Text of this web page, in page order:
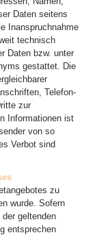
Daten seitens
Inanspruchnahme
technisch
Daten bzw. unter
gestattet. Die
Telefon-
zur
Informationen ist
von so
Verbot sind
zu
wurde. Sofern
geltenden
entsprechen